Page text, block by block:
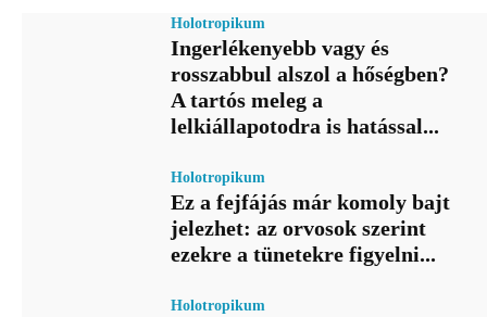
Holotropikum
Ingerlékenyebb vagy és
rosszabbul alszol a hőségben?
A tartós meleg a
lelkiállapotodra is hatással...
Holotropikum
Ez a fejfájás már komoly bajt
jelezhet: az orvosok szerint
ezekre a tünetekre figyelni...
Holotropikum